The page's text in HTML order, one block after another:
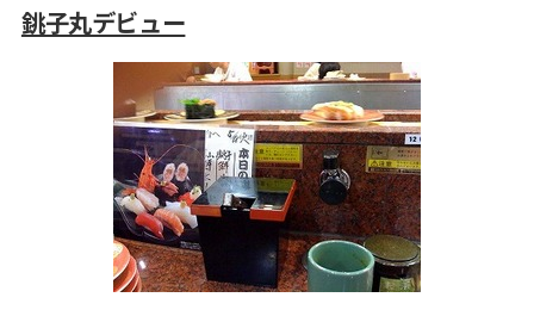
銚子丸デビュー